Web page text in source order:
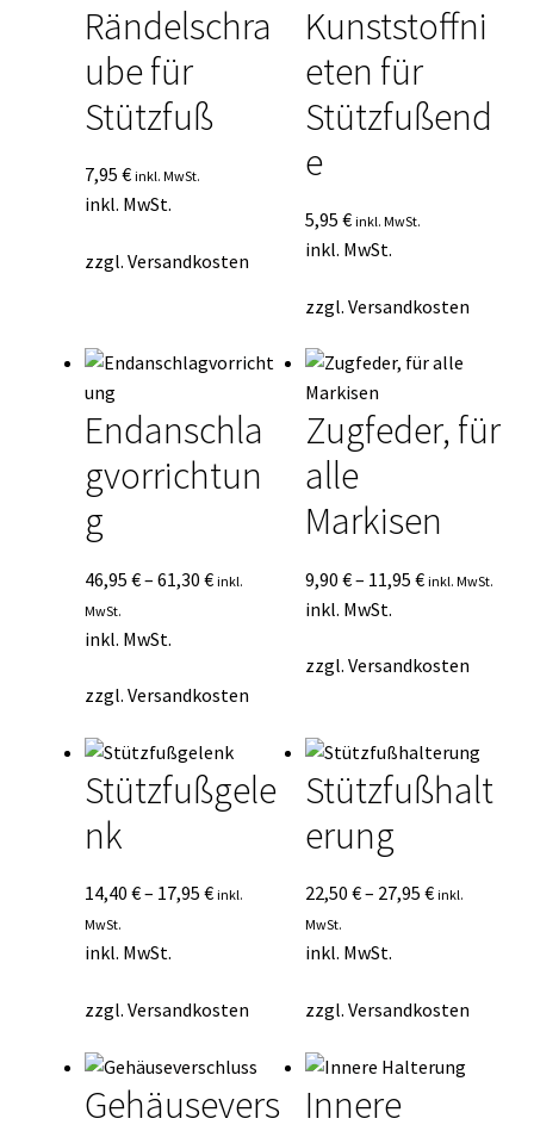
Rändelschra
ube für
Stützfuß
7,95 € inkl. MwSt.
inkl. MwSt.
zzgl. Versandkosten
Kunststoffni
eten für
Stützfußend
e
5,95€ inkl. MwSt.
inkl. MwSt.
zzgl.Versandkosten
Endanschla
gvorrichtun
g
46,95 €– 61,30 € inkl.
MwSt.
inkl. MwSt.
zzgl. Versandkosten
Zugfeder, für
alle
Markisen
9,90€– 11,95€ inkl. MwSt.
inkl. MwSt.
zzgl.Versandkosten
Stützfußgele
nk
14,40 €– 17,95 € inkl.
MwSt.
inkl. MwSt.
zzgl. Versandkosten
Stützfußhalt
erung
22,50€– 27,95€ inkl.
MwSt.
inkl. MwSt.
zzgl.Versandkosten
Gehäusevers Innere